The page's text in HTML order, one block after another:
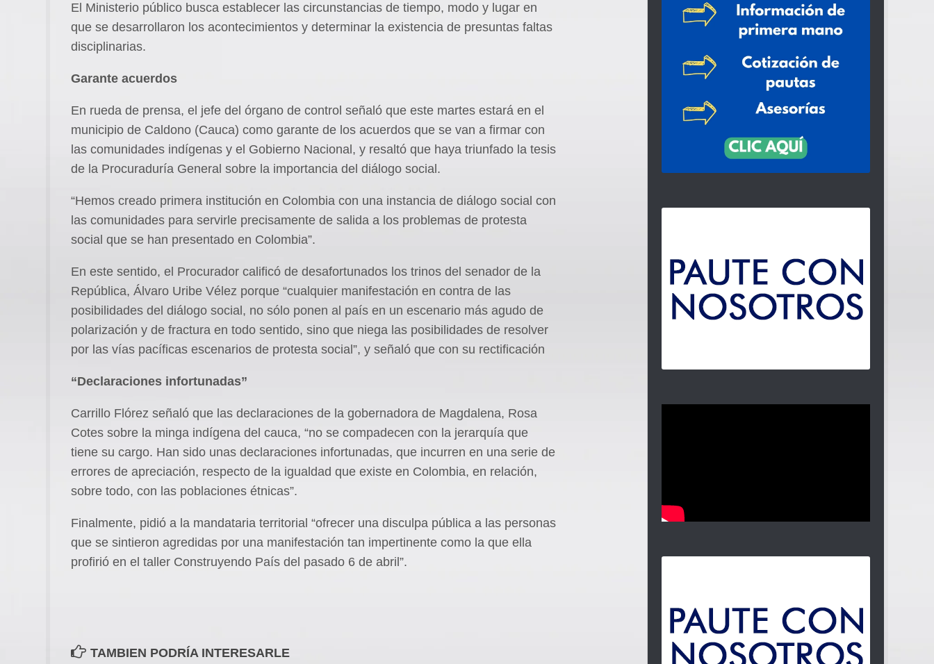
El Ministerio público busca establecer las circunstancias de tiempo, modo y lugar en
que se desarrollaron los acontecimientos y determinar la existencia de presuntas faltas
disciplinarias.
Garante acuerdos
En rueda de prensa, el jefe del órgano de control señaló que este martes estará en el
municipio de Caldono (Cauca) como garante de los acuerdos que se van a firmar con
las comunidades indígenas y el Gobierno Nacional, y resaltó que haya triunfado la tesis
de la Procuraduría General sobre la importancia del diálogo social.
“Hemos creado primera institución en Colombia con una instancia de diálogo social con
las comunidades para servirle precisamente de salida a los problemas de protesta
social que se han presentado en Colombia”.
En este sentido, el Procurador calificó de desafortunados los trinos del senador de la
República, Álvaro Uribe Vélez porque “cualquier manifestación en contra de las
posibilidades del diálogo social, no sólo ponen al país en un escenario más agudo de
polarización y de fractura en todo sentido, sino que niega las posibilidades de resolver
por las vías pacíficas escenarios de protesta social”, y señaló que con su rectificación
“Declaraciones infortunadas”
Carrillo Flórez señaló que las declaraciones de la gobernadora de Magdalena, Rosa
Cotes sobre la minga indígena del cauca, “no se compadecen con la jerarquía que
tiene su cargo. Han sido unas declaraciones infortunadas, que incurren en una serie de
errores de apreciación, respecto de la igualdad que existe en Colombia, en relación,
sobre todo, con las poblaciones étnicas”.
Finalmente, pidió a la mandataria territorial “ofrecer una disculpa pública a las personas
que se sintieron agredidas por una manifestación tan impertinente como la que ella
profirió en el taller Construyendo País del pasado 6 de abril”.
TAMBIEN PODRÍA INTERESARLE